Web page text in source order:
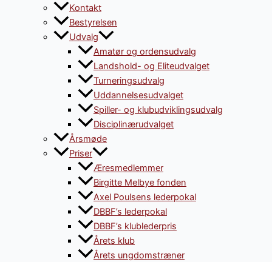
Kontakt
Bestyrelsen
Udvalg
Amatør og ordensudvalg
Landshold- og Eliteudvalget
Turneringsudvalg
Uddannelsesudvalget
Spiller- og klubudviklingsudvalg
Disciplinærudvalget
Årsmøde
Priser
Æresmedlemmer
Birgitte Melbye fonden
Axel Poulsens lederpokal
DBBF’s lederpokal
DBBF’s klublederpris
Årets klub
Årets ungdomstræner